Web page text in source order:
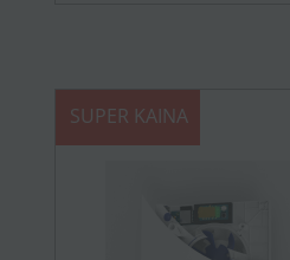
SUPER KAINA